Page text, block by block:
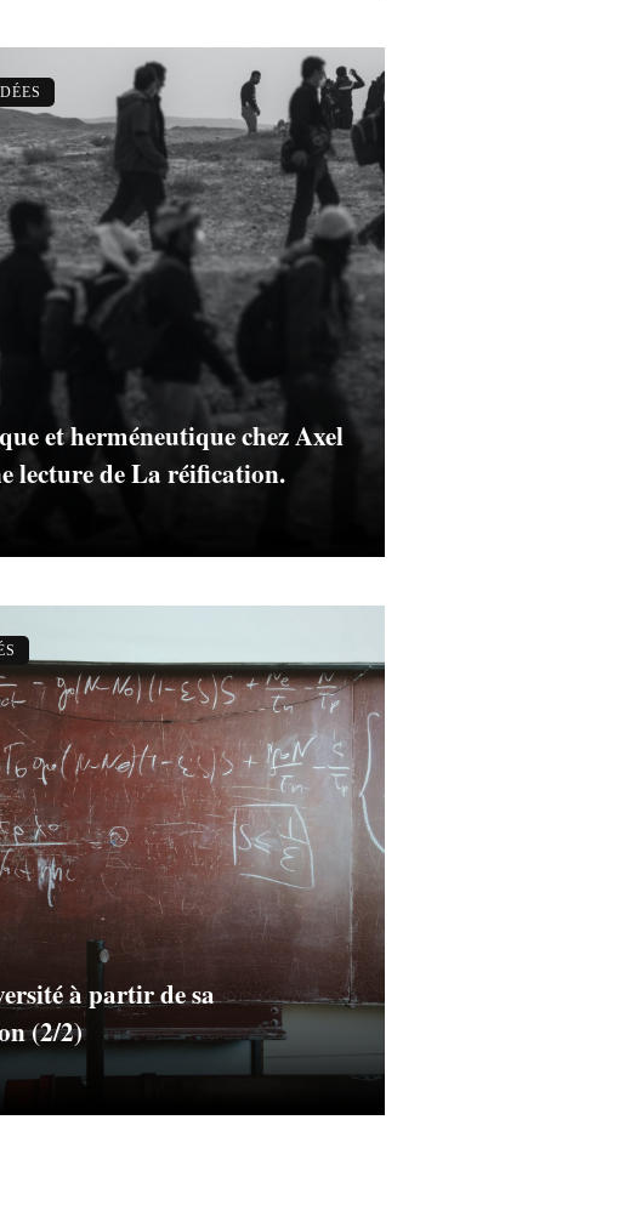
et herméneutique chez Axel
lecture de La réification.
à partir de sa
(2/2)